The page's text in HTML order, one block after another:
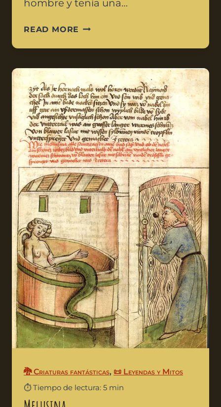
hombre y tenía una…
READ MORE
🐉 Criaturas fantásticas, 📜 Leyendas y Mitos
⏱️ Tiempo de lectura: 5 min